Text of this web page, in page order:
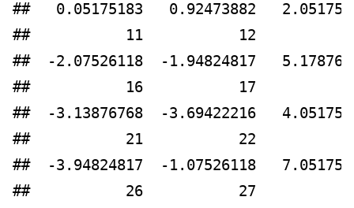
##   0.05175183   0.92473882
##           11           12
##  -2.07526118  -1.94824817
##           16           17
##  -3.13876768  -3.69422216
##           21           22
##  -3.94824817  -1.07526118
##           26           27